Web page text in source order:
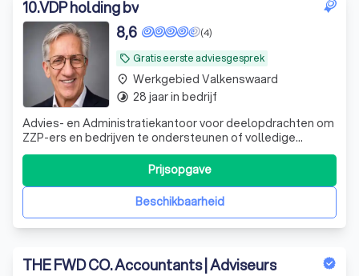
10.VDP holding bv
local_offer Gratis eerste adviesgesprek
(4)
8,6
Advies- en Administratiekantoor voor deelopdrachten om
ZZP-ers en bedrijven te ondersteunen of volledige
opdrachten in de controle en uitvoering van de
administratie en faciliteiten.
Beschikbaarheid
Prijsopgave
place Werkgebied Valkenswaard
timelapse 28 jaar in bedrijf
THE FWD CO. Accountants | Adviseurs